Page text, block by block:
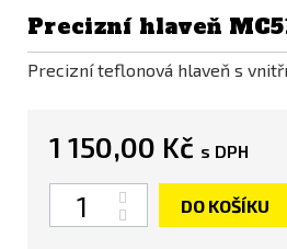
Precizní hlaveň
Precizní teflonová hlaveň s
1 150,00 Kč s DPH
Počet
DO KOŠÍKU